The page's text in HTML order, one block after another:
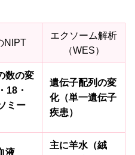
NIPT
エクソーム解析
（WES）
数の変
18・
ミー
遺伝子配列の変
化（単一遺伝子
疾患）
液
主に羊水（絨